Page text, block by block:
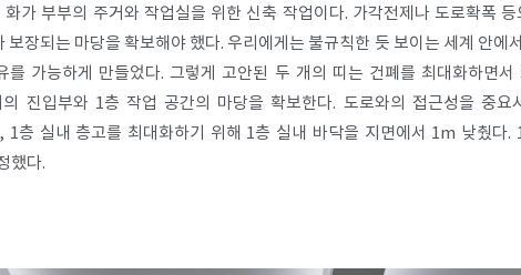
가 부부의 주거와 작업실을 위한 신축 작업이다. 가각전제나 도로확폭
장되는 마당을 확보해야 했다. 우리에게는 불규칙한 듯 보이는 세계 안에
가능하게 만들었다. 그렇게 고안된 두 개의 띠는 건폐를 최대화하면
진입부와 1층 작업 공간의 마당을 확보한다. 도로와의 접근성을 중
1층 실내 층고를 최대화하기 위해 1층 실내 바닥을 지면에서 1m 낮췄다.
했다.